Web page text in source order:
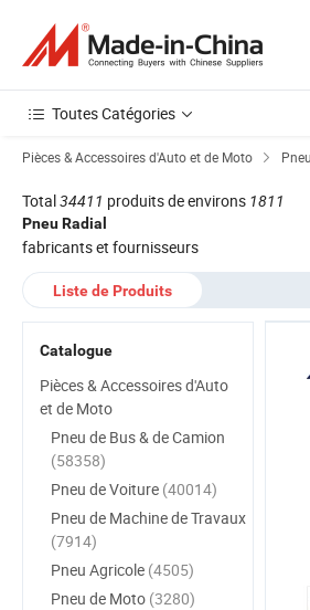
Toutes Catégories
Pièces & Accessoires d'Auto et de Moto
Total34411 produits de environs 1811
Pneu Radial
fabricants et fournisseurs
Liste de Produits
Catalogue
Pièces & Accessoires d'Auto
et de Moto
Pneu de Bus & de Camion
(58358)
Pneu de Voiture (40014)
Pneu de Machine de Travaux
(7914)
Pneu Agricole (4505)
Pneu de Moto (3280)